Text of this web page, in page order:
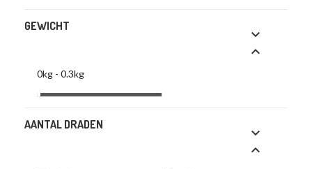
GEWICHT


0kg - 0.3kg
AANTAL DRADEN

